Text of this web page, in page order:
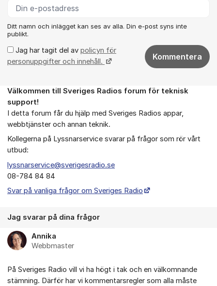
Ditt namn och inlägget kan ses av alla. Din e-post syns inte
publikt.
Jag har tagit del av policyn för
personuppgifter och innehåll.
Kommentera
Om forumet
Välkommen till Sveriges Radios forum för teknisk
support!
I detta forum får du hjälp med Sveriges Radios appar,
webbtjänster och annan teknik.
Kollegerna på Lyssnarservice svarar på frågor som rör vårt
utbud:
lyssnarservice@sverigesradio.se
08-784 84 84
Svar på vanliga frågor om Sveriges Radio
Jag svarar på dina frågor
Annika
Webbmaster
På Sveriges Radio vill vi ha högt i tak och en välkomnande
stämning. Därför har vi kommentarsregler som alla måste